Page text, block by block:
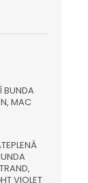
BUNDA
MAC
VIOLET